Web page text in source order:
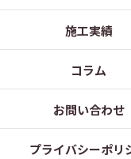
施工実績
コラム
お問い合わせ
プライバシーポリ